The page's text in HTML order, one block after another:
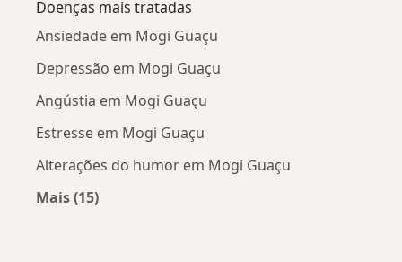
Doenças mais tratadas
Ansiedade em Mogi Guaçu
Depressão em Mogi Guaçu
Angústia em Mogi Guaçu
Estresse em Mogi Guaçu
Alterações do humor em Mogi Guaçu
Mais (15)